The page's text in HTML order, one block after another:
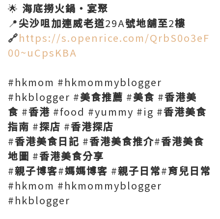
🌟 海底撈火鍋・宴聚
📍尖沙咀加連威老道29A號地舖至2樓
🔗https://s.openrice.com/QrbS0o3eF
00~uCpsKBA
#hkmom #hkmommyblogger
#hkblogger #美食推薦 #美食 #香港美
食 #香港 #food #yummy #ig #香港美食
指南 #探店 #香港探店
#香港美食日記 #香港美食推介#香港美食
地圖 #香港美食分享
#親子博客#媽媽博客 #親子日常#育兒日常
#hkmom #hkmommyblogger
#hkblogger